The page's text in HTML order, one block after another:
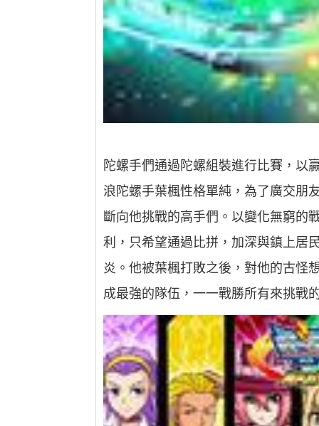
陀螺手們通過陀螺組裝進行比賽，以
浪陀螺手葉楓性格單純，為了廣交朋
斷向他挑戰的高手們。以變化無窮的
利，只希望通過比拼，加深與鎮上居
炎。他被葉楓打敗之後，對他的古怪
成最強的隊伍，一一戰勝所有來挑戰